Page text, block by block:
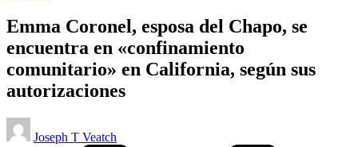
Emma Coronel, esposa del Chapo, se
encuentra en «confinamiento
comunitario» en California, según sus
autorizaciones
Publicado
por
Joseph T Veatch